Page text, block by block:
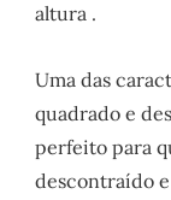
altura .
Uma das
quadrado e
perfeito para
descontraído